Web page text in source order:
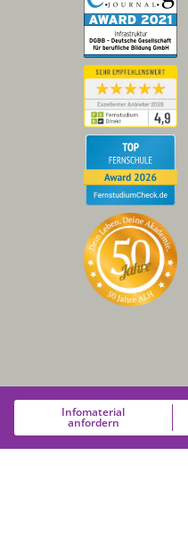
Gender-Disclaimer: Um die
wurde auf das
Infomaterial
anfordern